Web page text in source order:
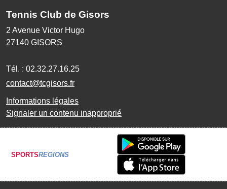
Tennis Club de Gisors
2 Avenue Victor Hugo
27140 GISORS
Tél. : 02.32.27.16.25
contact@tcgisors.fr
Informations légales
Signaler un contenu inapproprié
SPORTSREGIONS